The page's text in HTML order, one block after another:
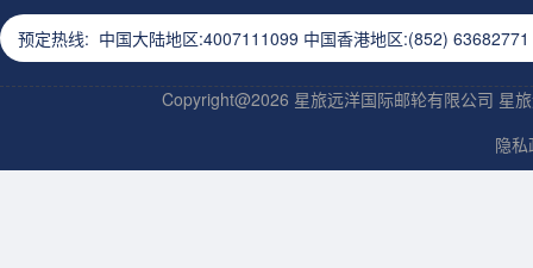
预定热线: 中国大陆地区:4007111099 中国香港地区:(852)
Copyright@2026 星旅远洋国际邮轮有限公司 星
隐